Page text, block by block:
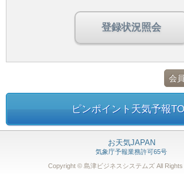
登録状況照会
会
ピンポイント天気予報
お天気JAPAN
気象庁予報業務許可65号
Copyright © 島津ビジネスシステムズ All Rights